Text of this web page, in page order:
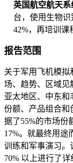
英国航空航天系
台，使用生物
42%，再培训课
报告范围
关于军用飞机模
场、趋势、区域见
亚太地区、中东和
份额、产品组合和
据了55%的市场份
17%。就最终用途
训练和军事演习。
70% 以上进行了